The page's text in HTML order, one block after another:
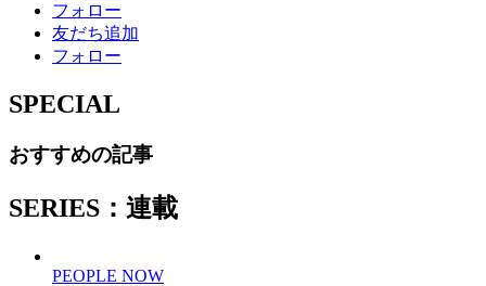
フォロー
友だち追加
フォロー
SPECIAL
おすすめの記事
SERIES：連載
PEOPLE NOW